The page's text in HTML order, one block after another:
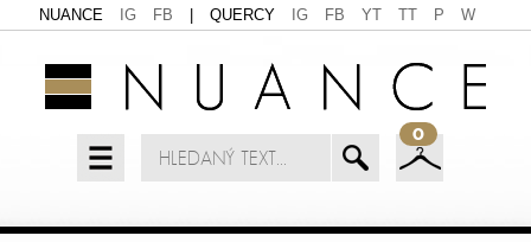
NUANCE IG FB QUERCY IG FB YT TT P W
0